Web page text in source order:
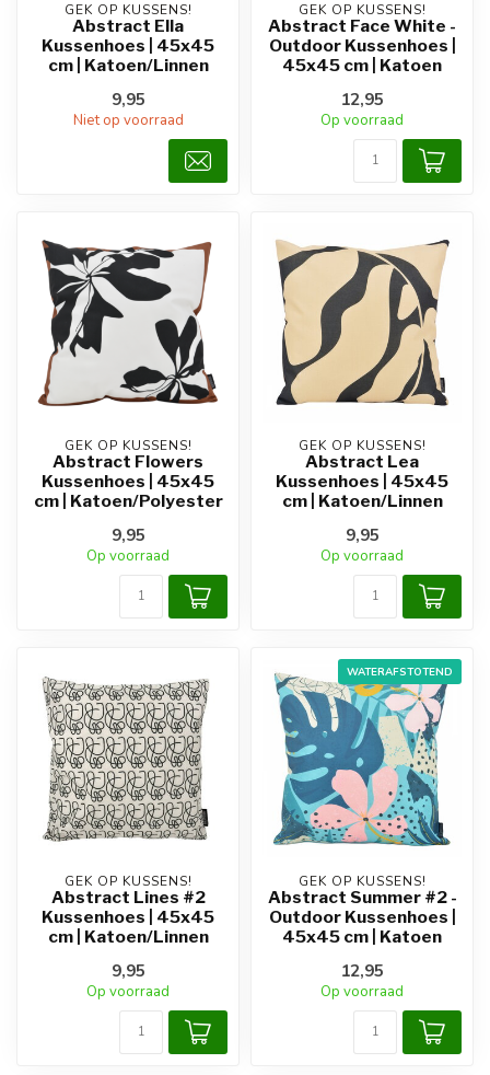
GEK OP KUSSENS!
Abstract Ella
Kussenhoes | 45x45
cm | Katoen/Linnen
9,95
Niet op voorraad
GEK OP KUSSENS!
Abstract Face White -
Outdoor Kussenhoes |
45x45 cm | Katoen
12,95
Op voorraad
GEK OP KUSSENS!
Abstract Flowers
Kussenhoes | 45x45
cm | Katoen/Polyester
9,95
Op voorraad
GEK OP KUSSENS!
Abstract Lea
Kussenhoes | 45x45
cm | Katoen/Linnen
9,95
Op voorraad
GEK OP KUSSENS!
Abstract Lines #2
Kussenhoes | 45x45
cm | Katoen/Linnen
9,95
Op voorraad
WATERAFSTOTEND
GEK OP KUSSENS!
Abstract Summer #2 -
Outdoor Kussenhoes |
45x45 cm | Katoen
12,95
Op voorraad